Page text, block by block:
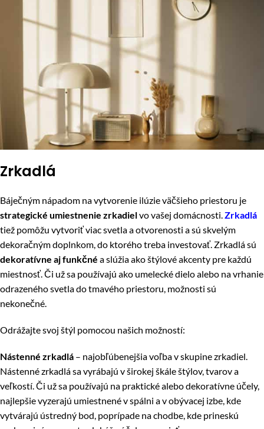
Zrkadlá
Báječným nápadom na vytvorenie ilúzie väčšieho priestoru je
strategické umiestnenie zrkadielvo vašej domácnosti.Zrkadlá
tiež pomôžu vytvoriť viac svetla a otvorenosti a sú skvelým
dekoračným doplnkom, do ktorého treba investovať. Zrkadlá sú
dekoratívne aj funkčné a slúžia ako štýlové akcenty pre každú
miestnosť. Či už sa používajú ako umelecké dielo alebo na vrhanie
odrazeného svetla do tmavého priestoru, možnosti sú
nekonečné.
Odrážajte svoj štýl pomocou našich možností:
Nástenné zrkadlá – najobľúbenejšia voľba v skupine zrkadiel.
Nástenné zrkadlá sa vyrábajú v širokej škále štýlov, tvarov a
veľkostí. Či už sa používajú na praktické alebo dekoratívne účely,
najlepšie vyzerajú umiestnené v spálni a v obývacej izbe, kde
vytvárajú ústredný bod, poprípade na chodbe, kde prineskú